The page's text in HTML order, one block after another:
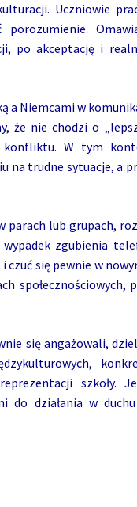
Uczniowie
po akceptację i
a Niemcami w
że nie chodzi o
W tym
na trudne sytuacje, a
parach lub grupach,
zgubienia
się pewnie w
społecznościowych,
się angażowali,
szkoły.
działania w